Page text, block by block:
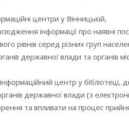
центри у Вінницькій,
інформації про наявні
рівнів серед різних груп
державної влади та органів
центр у бібліотеці,
державної влади (з
та впливати на процес